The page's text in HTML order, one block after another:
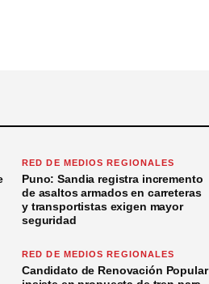
RED DE MEDIOS REGIONALES
Puno: Sandia registra incremento
de asaltos armados en carreteras
y transportistas exigen mayor
seguridad
RED DE MEDIOS REGIONALES
Candidato de Renovación Popular